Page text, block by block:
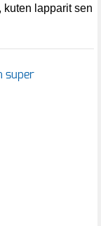
kuten lapparit sen
super